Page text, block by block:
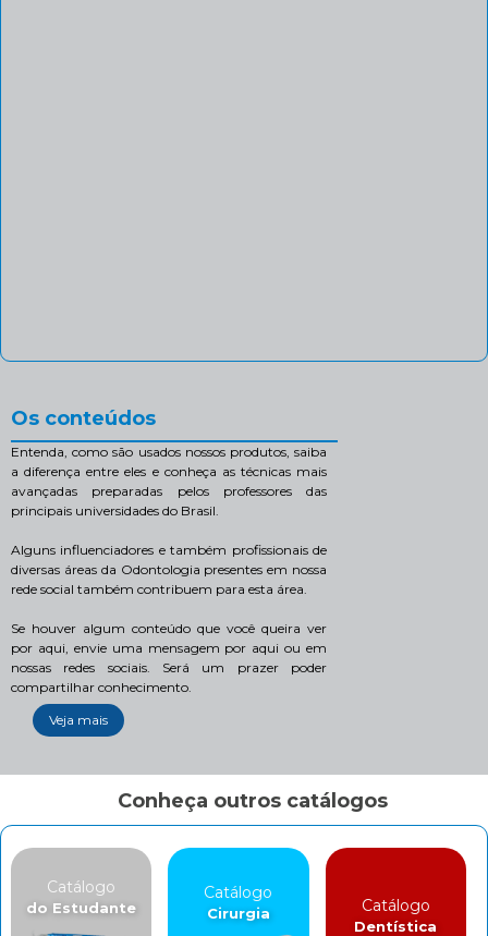
Os conteúdos
Entenda, como são usados nossos produtos, saiba
a diferença entre eles e conheça as técnicas mais
avançadas preparadas pelos professores das
principais universidades do Brasil.
Alguns influenciadores e também profissionais de
diversas áreas da Odontologia presentes em nossa
rede social também contribuem para esta área.
Se houver algum conteúdo que você queira ver
por aqui, envie uma mensagem por aqui ou em
nossas redes sociais. Será um prazer poder
compartilhar conhecimento.
Veja mais
Conheça outros catálogos
Catálogo
do Estudante
Catálogo
Cirurgia Catálogo
Dentística